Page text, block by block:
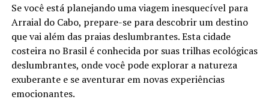
Se você está planejando uma viagem inesquecível para
Arraial do Cabo, prepare-se para descobrir um destino
que vai além das praias deslumbrantes. Esta cidade
costeira no Brasil é conhecida por suas trilhas ecológicas
deslumbrantes, onde você pode explorar a natureza
exuberante e se aventurar em novas experiências
emocionantes.